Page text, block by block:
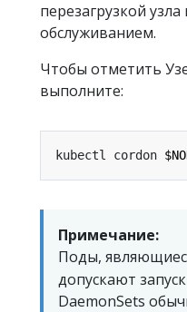
перезагрузкой
обслуживанием.
Чтобы отметить
выполните:
kubectl cordon
Примечание:
Поды,
допускают
DaemonSets